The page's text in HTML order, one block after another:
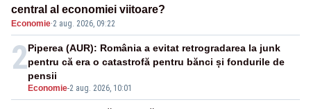
central al economiei viitoare?
Economie·2 aug. 2026, 09:22
2
Economie-2 aug. 2026, 10:01
Piperea (AUR): România a evitat retrogradarea la junk
pentru că era o catastrofă pentru bănci și fondurile de
pensii